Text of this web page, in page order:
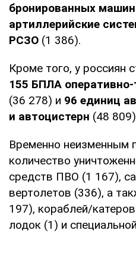
бронированных машин
артиллерийские
РСЗО (1 386).
Кроме того, у россиян
155 БПЛА оперативно-
(36 278) и 96 единиц
и автоцистерн (48
Временно неизменным
количество
средств ПВО (1 167),
вертолетов (336), а
197), кораблей/
лодок (1) и